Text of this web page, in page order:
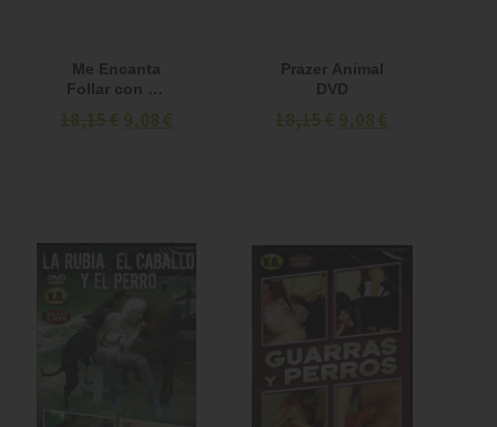
Me Encanta
Follar con mi
18,15 € 9,08 €
Prazer Animal
DVD
18,15 €9,08 €